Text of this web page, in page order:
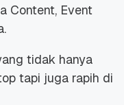
Content, Event
tidak hanya
tapi juga rapih di